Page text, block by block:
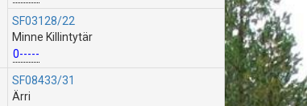
SF03128/22
Minne Killintytär
0-----
SF08433/31
Ärri